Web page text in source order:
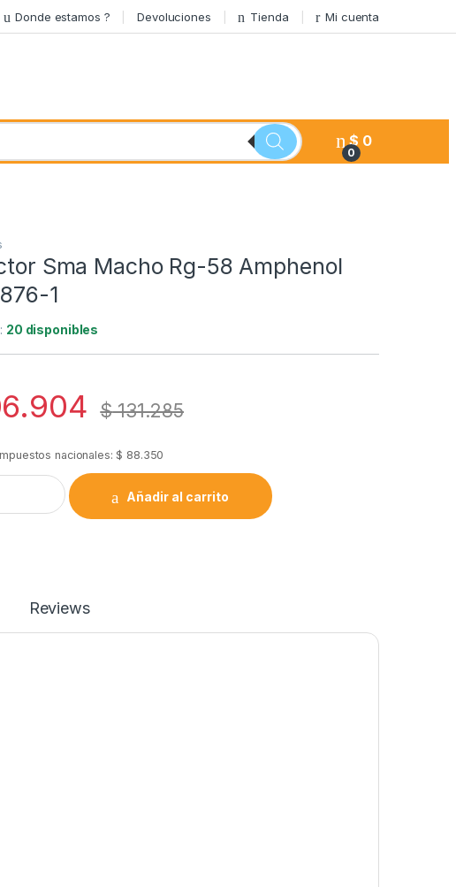
Donde estamos ? Devoluciones Tienda Mi cuenta
0
$ 0
Sma Macho Rg-58 Amphenol
1
20 disponibles
$131.285
nacionales:$ 88.350
Sma Macho Rg-58 Amphenol 901-9876-1 quantity
Añadir al carrito
Reviews